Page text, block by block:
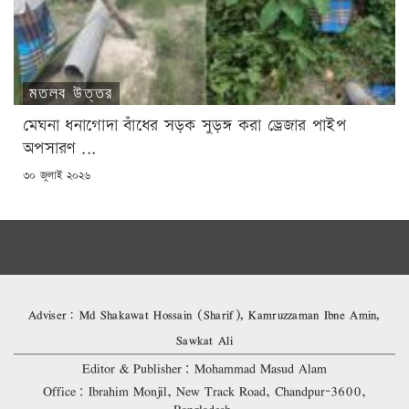
মতলব উত্তর
মেঘনা ধনাগোদা বাঁধের সড়ক সুড়ঙ্গ করা ড্রেজার পাইপ
অপসারণ ...
POSTED
৩০ জুলাই ২০২৬
Adviser: Md Shakawat Hossain (Sharif), Kamruzzaman Ibne Amin,
Sawkat Ali
Editor & Publisher: Mohammad Masud Alam
Office: Ibrahim Monjil, New Track Road, Chandpur-3600,